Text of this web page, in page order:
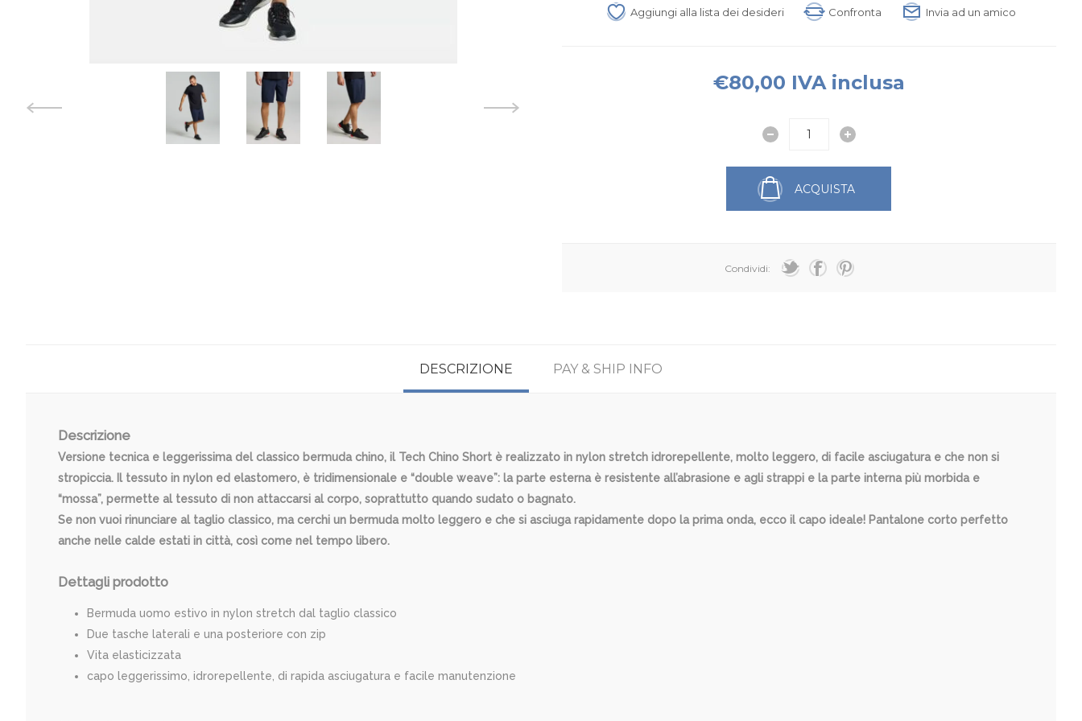
Aggiungi alla lista dei desideri Confronta Invia ad un amico
€80,00 IVA inclusa
ACQUISTA
Condividi:
DESCRIZIONE PAY & SHIP INFO
Descrizione
Versione tecnica e leggerissima del classico bermuda chino, il Tech Chino Short è realizzato in nylon stretch idrorepellente, molto leggero, di facile asciugatura e che non si
stropiccia. Il tessuto in nylon ed elastomero, è tridimensionale e “double weave”: la parte esterna è resistente all’abrasione e agli strappi e la parte interna più morbida e
“mossa”, permette al tessuto di non attaccarsi al corpo, soprattutto quando sudato o bagnato.
Se non vuoi rinunciare al taglio classico, ma cerchi un bermuda molto leggero e che si asciuga rapidamente dopo la prima onda, ecco il capo ideale! Pantalone corto perfetto
anche nelle calde estati in città, così come nel tempo libero.
Dettagli prodotto
Bermuda uomo estivo in nylon stretch dal taglio classico
Due tasche laterali e una posteriore con zip
Vita elasticizzata
capo leggerissimo, idrorepellente, di rapida asciugatura e facile manutenzione